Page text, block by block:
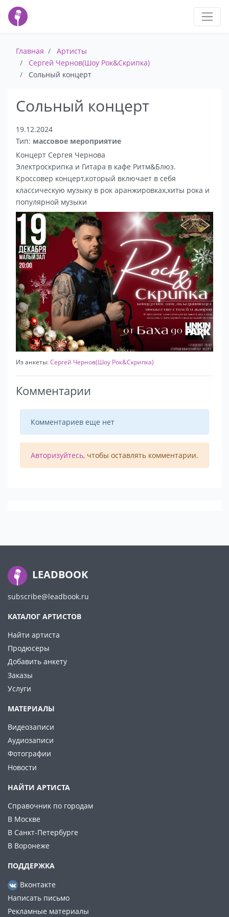
Главная
Артисты
Сергей Чернов(Шоу Рок&Скрипка)
Сольный концерт
Сольный концерт
19.12.2024
Тип: массовое мероприятие
Концерт Сергея Чернова
Электроскрипка и Гитара в кафе Ритм&Блюз.
Кроссовер концерт,который включает в себя
классическую музыку в рок аранжировках,хиты рока и
популярной музыки
Из анкеты: Сергей Чернов(Шоу Рок&Скрипка)
Комментарии
Комментариев еще нет
Авторизуйтесь, чтобы оставлять комментарии.
LEADBOOK
subscribe@leadbook.ru
КАТАЛОГ АРТИСТОВ
Найти артиста
Продюсеры
Добавить анкету
Заказы
Услуги
МАТЕРИАЛЫ
Видеозаписи
Аудиозаписи
Фотографии
Новости
НАЙТИ АРТИСТА
Справочник по городам
В Москве
В Санкт-Петербурге
В Воронеже
ПОДДЕРЖКА
Вконтакте
Написать письмо
Рекламные материалы